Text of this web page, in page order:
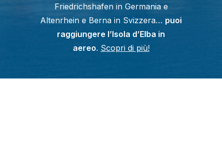
Friedrichshafen in Germania e
Altenrhein e Berna in Svizzera… puoi
raggiungere l’Isola d’Elba in
aereo. Scopri di più!